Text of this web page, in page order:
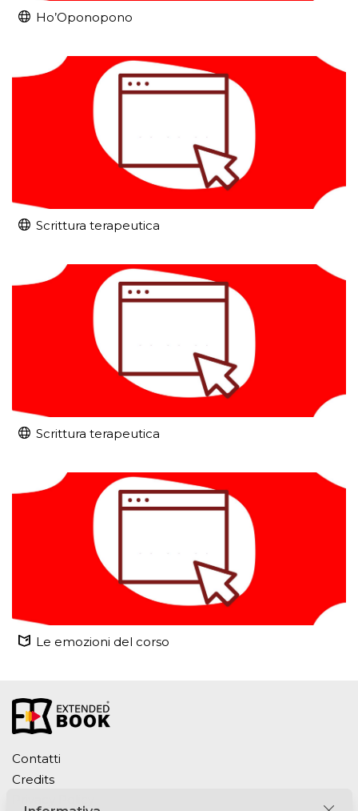
Ho’Oponopono
Scrittura terapeutica
Scrittura terapeutica
Le emozioni del corso
Contatti
Credits